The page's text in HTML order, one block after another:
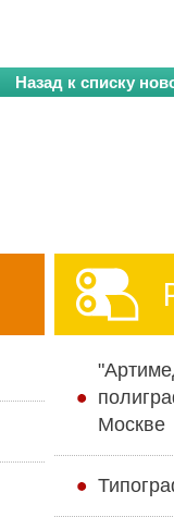
Назад к списку
Москве